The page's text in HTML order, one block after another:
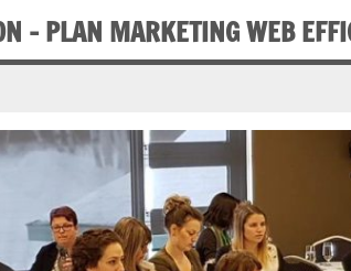
– PLAN MARKETING WEB